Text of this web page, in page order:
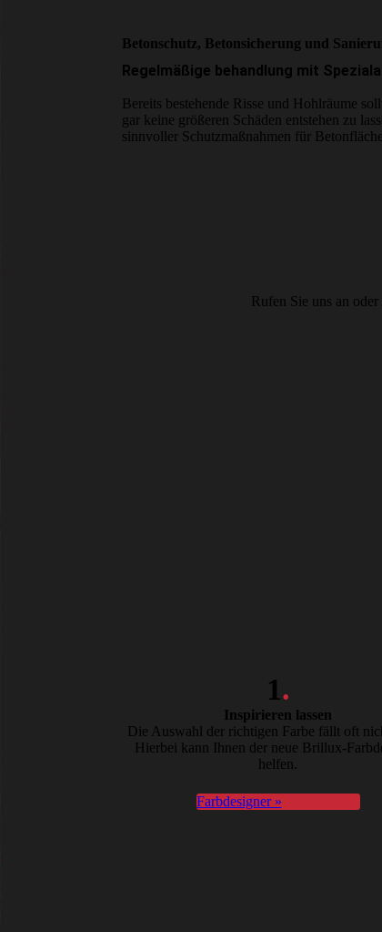
Betonschutz, Beton­sicherung und
Regelmäßige behandlung mit
Bereits bestehende Risse und Hohlräume
gar keine größeren Schäden entstehen zu
sinnvoller Schutzmaßnahmen für
Rufen Sie uns an
1.
Inspirieren lassen
Die Auswahl der richtigen Farbe fällt oft
Hierbei kann Ihnen der neue Brillux-
helfen.
Farbdesigner »